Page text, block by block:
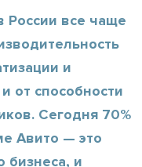
России все чаще
и
от способности
Сегодня 70%
Авито — это
бизнеса, и